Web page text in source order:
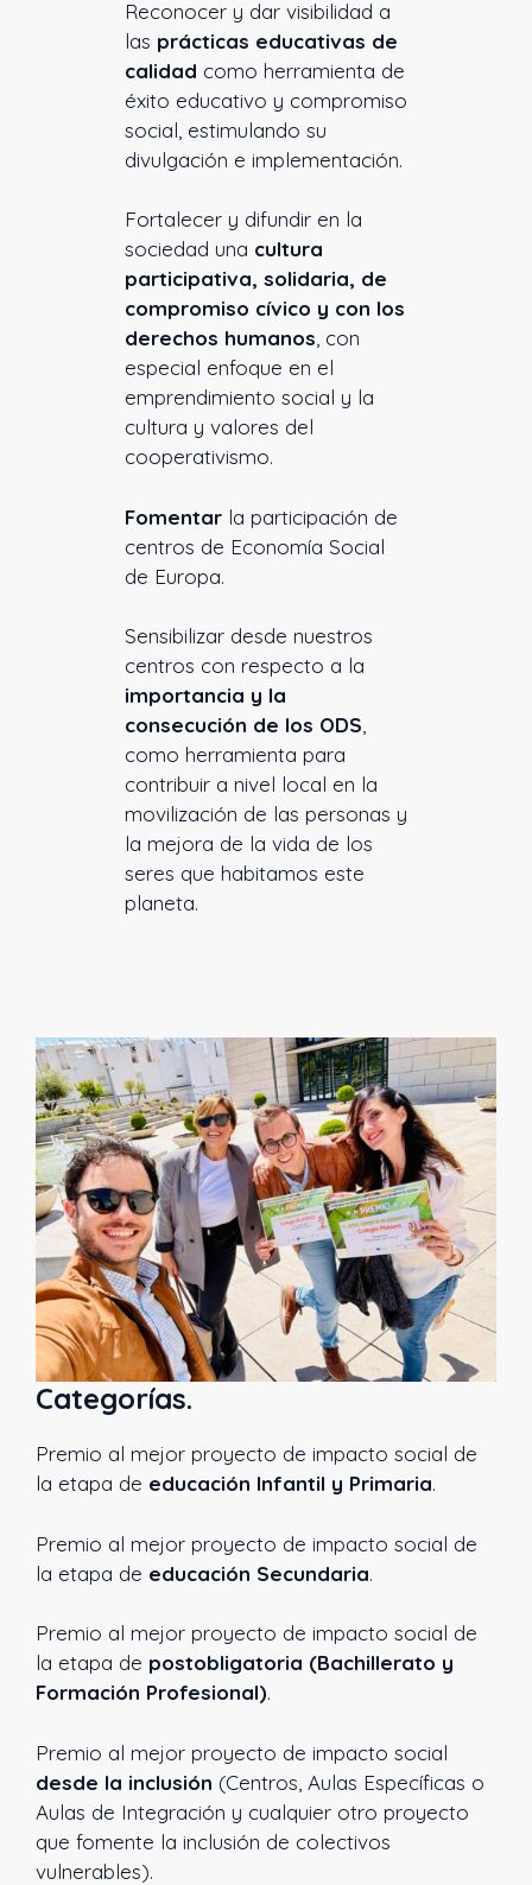
Reconocer y dar visibilidad a
las prácticas educativas de
calidad como herramienta de
éxito educativo y compromiso
social, estimulando su
divulgación e implementación.
Fortalecer y difundir en la
sociedad una cultura
participativa, solidaria, de
compromiso cívico y con los
derechos humanos, con
especial enfoque en el
emprendimiento social y la
cultura y valores del
cooperativismo.
Fomentar la participación de
centros de Economía Social
de Europa.
Sensibilizar desde nuestros
centros con respecto a la
importancia y la
consecución de los ODS,
como herramienta para
contribuir a nivel local en la
movilización de las personas y
la mejora de la vida de los
seres que habitamos este
planeta.
Categorías.
Premio al mejor proyecto de impacto social de
la etapa de educación Infantil y Primaria.
Premio al mejor proyecto de impacto social de
la etapa de educación Secundaria.
Premio al mejor proyecto de impacto social de
la etapa de postobligatoria (Bachillerato y
Formación Profesional).
Premio al mejor proyecto de impacto social
desde la inclusión (Centros, Aulas Específicas o
Aulas de Integración y cualquier otro proyecto
que fomente la inclusión de colectivos
vulnerables).